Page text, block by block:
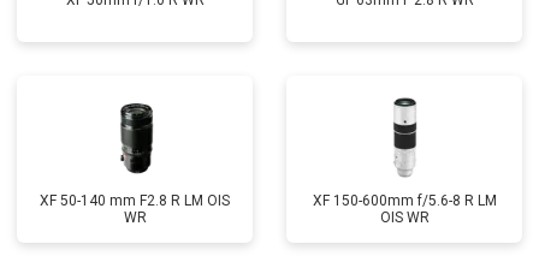
XF 50-140 mm F2.8 R LM OIS
WR
XF 150-600mm f/5.6-8 R LM
OIS WR